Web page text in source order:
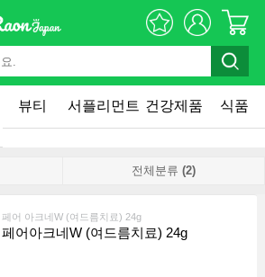
뷰티 서플리먼트 건강제품 식품
전체분류 (2)
페어 아크네W (여드름치료) 24g
페어아크네W (여드름치료) 24g